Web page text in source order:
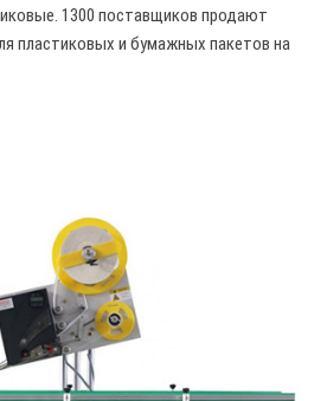
1300 поставщиков продают
пластиковых и бумажных пакетов на